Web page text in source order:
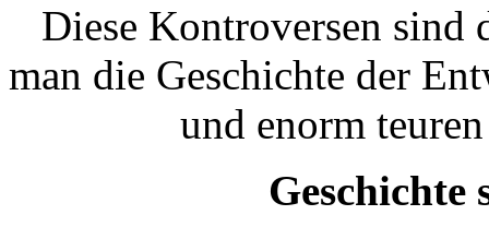
Diese Kontroversen sind
man die Geschichte der
und enorm
Geschichte